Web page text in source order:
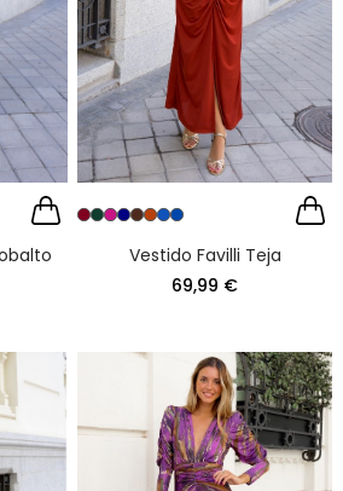
Vestido Favilli Teja
69,99 €